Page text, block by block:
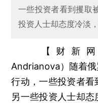
一些投资者看到攫取
投资人士却态度冷淡
【财新网
Andrianova） 随着
行动，一些投资者看
另一些投资人士却